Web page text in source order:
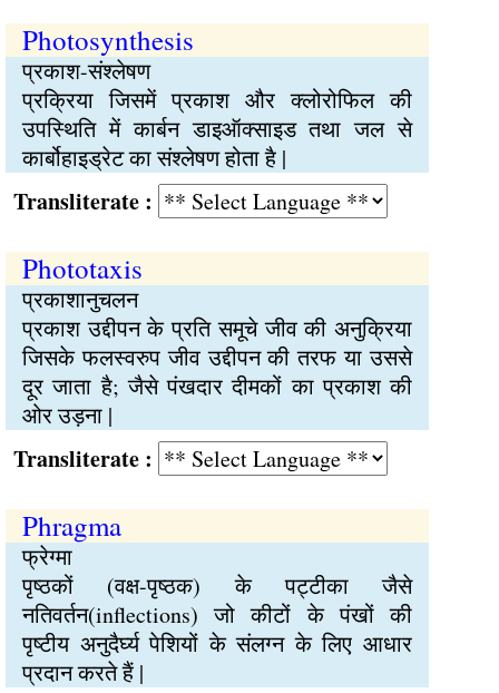
Photosynthesis
प्रकाश-संश्लेषण
प्रक्रिया जिसमें प्रकाश और क्लोरोफिल की
उपस्थिति में कार्बन डाइऑक्साइड तथा जल से
कार्बोहाइड्रेट का संश्लेषण होता है |
:
Phototaxis
प्रकाशानुचलन
प्रकाश उद्दीपन के प्रति समूचे जीव की अनुक्रिया
जिसके फलस्वरुप जीव उद्दीपन की तरफ या उससे
दूर जाता है; जैसे पंखदार दीमकों का प्रकाश की
ओर उड़ना |
:
Phragma
फ्रेग्मा
पृष्ठकों (वक्ष-पृष्ठक) के पट्टीका जैसे
नतिवर्तन(inflections) जो कीटों के पंखों की
पृष्टीय अनुदैर्घ्य पेशियों के संलग्न के लिए आधार
प्रदान करते हैं |